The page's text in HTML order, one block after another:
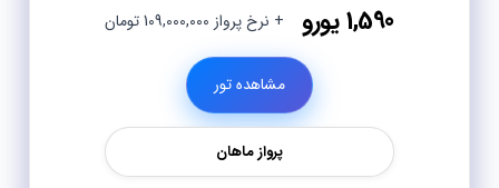
1,590 یورو + نرخ پرواز 109,000,000 تومان
مشاهده تور
پرواز ماهان